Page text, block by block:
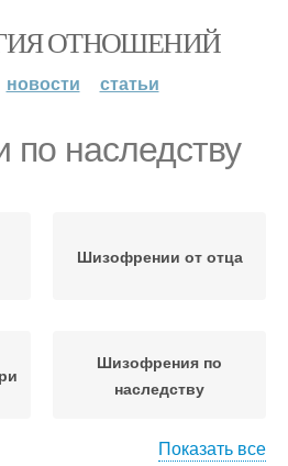
ОТНОШЕНИЙ
новости статьи
наследству
Шизофрении от отца
Шизофрения по
наследству
Показать все